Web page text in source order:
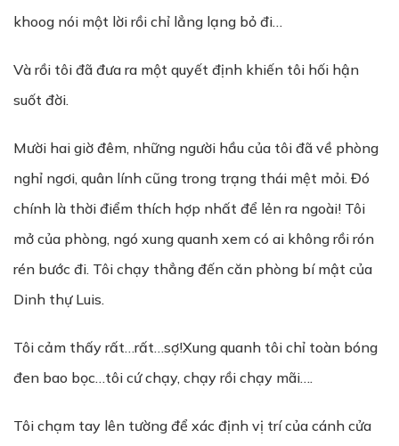
khoog nói một lời rồi chỉ lẳng lạng bỏ đi…
Và rồi tôi đã đưa ra một quyết định khiến tôi hối hận
suốt đời.
Mười hai giờ đêm, những người hầu của tôi đã về phòng
nghỉ ngơi, quân lính cũng trong trạng thái mệt mỏi. Đó
chính là thời điểm thích hợp nhất để lẻn ra ngoài! Tôi
mở của phòng, ngó xung quanh xem có ai không rồi rón
rén bước đi. Tôi chạy thẳng đến căn phòng bí mật của
Dinh thự Luis.
Tôi cảm thấy rất…rất…sợ!Xung quanh tôi chỉ toàn bóng
đen bao bọc…tôi cứ chạy, chạy rồi chạy mãi….
Tôi chạm tay lên tường để xác định vị trí của cánh cửa